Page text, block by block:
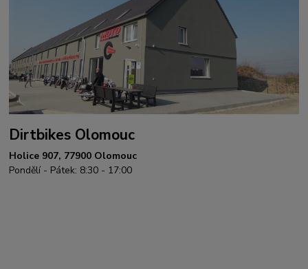
Dirtbikes Olomouc
Holice 907, 77900 Olomouc
Pondělí - Pátek: 8:30 - 17:00